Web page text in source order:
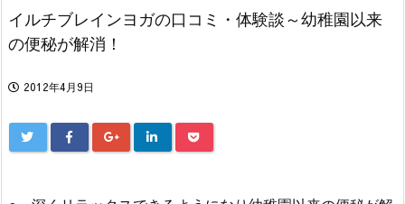
イルチブレインヨガの口コミ・体験談～幼稚園以来
の便秘が解消！
2012年4月9日